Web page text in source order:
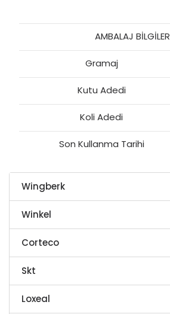
AMBALAJ
Gramaj
Kutu Adedi
Koli Adedi
Son Kullanma Tarihi
Wingberk
Winkel
Corteco
Skt
Loxeal